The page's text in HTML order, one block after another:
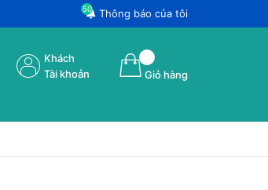
Thông báo của tôi
50
Giỏ hàng
Khách
Tài khoản